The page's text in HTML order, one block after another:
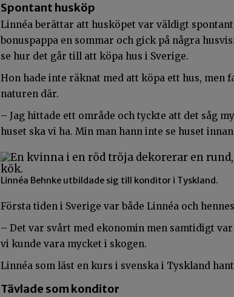
Spontant husköp
Linnéa berättar att husköpet var väldigt
bonuspappa en sommar och gick på några
se hur det går till att köpa hus i Sverige.
Hon hade inte räknat med att köpa ett hus, men
naturen där.
– Jag hittade ett område och tyckte att det såg
huset ska vi ha. Min man hann inte se huset
Linnéa Behnke utbildade sig till konditor i Tyskland.
Första tiden i Sverige var både Linnéa och
– Det var svårt med ekonomin men samtidigt
vi kunde vara mycket i skogen.
Linnéa som läst en kurs i svenska i Tyskland
Tävlade som konditor